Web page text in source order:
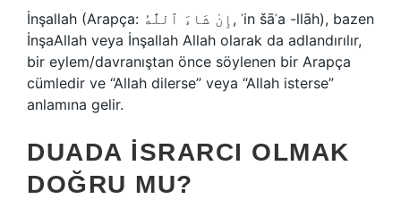
İnşallah (Arapça: إِنْ شَاءَ ٱللَّٰهُ, ʾin šāʾa -llāh), bazen
İnşaAllah veya İnşallah Allah olarak da adlandırılır,
bir eylem/davranıştan önce söylenen bir Arapça
cümledir ve “Allah dilerse” veya “Allah isterse”
anlamına gelir.
DUADA ISRARCI OLMAK
DOĞRU MU?